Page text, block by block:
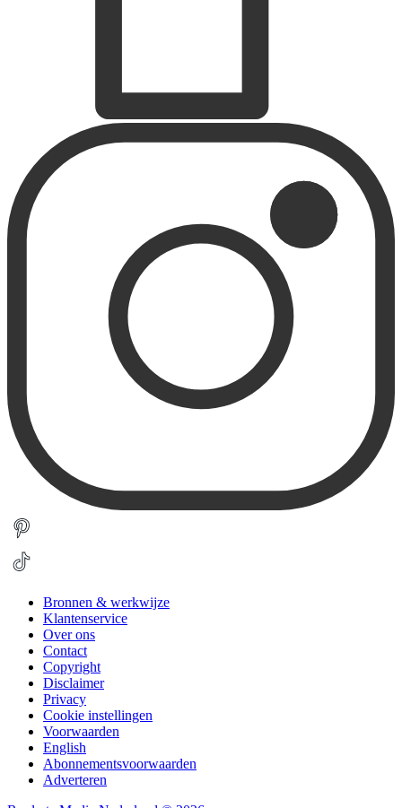
Bronnen & werkwijze
Klantenservice
Over ons
Contact
Copyright
Disclaimer
Privacy
Cookie instellingen
Voorwaarden
English
Abonnementsvoorwaarden
Adverteren